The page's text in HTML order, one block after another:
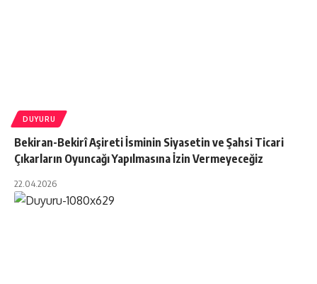
DUYURU
Bekiran-Bekirî Aşireti İsminin Siyasetin ve Şahsi Ticari
Çıkarların Oyuncağı Yapılmasına İzin Vermeyeceğiz
22.04.2026